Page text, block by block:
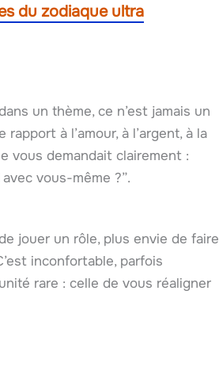
du zodiaque ultra
un thème, ce n’est jamais un
à l’amour, à l’argent, à la
vous demandait clairement :
vous-même ?”.
jouer un rôle, plus envie de faire
inconfortable, parfois
rare : celle de vous réaligner